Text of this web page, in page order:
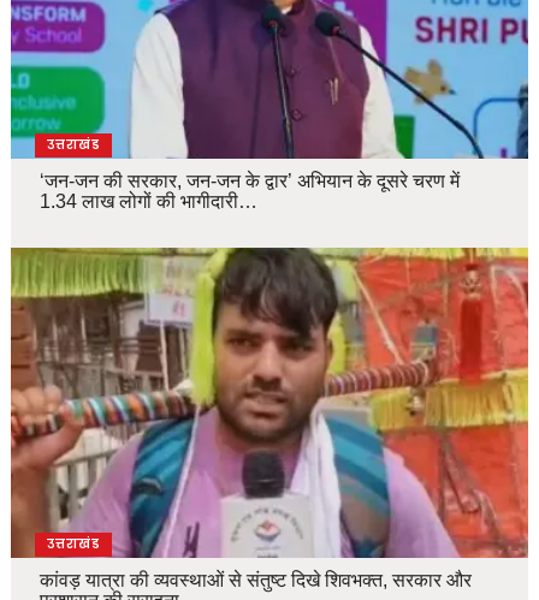
उत्तराखंड
‘जन-जन की सरकार, जन-जन के द्वार’ अभियान के दूसरे चरण में
1.34 लाख लोगों की भागीदारी…
उत्तराखंड
कांवड़ यात्रा की व्यवस्थाओं से संतुष्ट दिखे शिवभक्त, सरकार और